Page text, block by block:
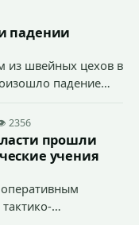
падении
из швейных цехов в
падение
2356
прошли
учения
оперативным